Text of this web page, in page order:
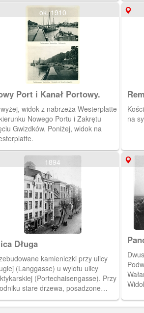
ok. 1910
Port i Kanał Portowy.
widok z nabrzeża Westerplatte
Nowego Portu i Zakrętu
Gwizdków. Poniżej, widok na
Kościół Mariacki, remont
na
1894
Długa
kamieniczki przy ulicy
(Langgasse) u wylotu ulicy
(Portechaisengasse). Przy
stare drzewa, posadzone
przed przedprożami.(1894)